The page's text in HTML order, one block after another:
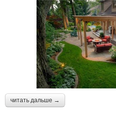
читать дальше →